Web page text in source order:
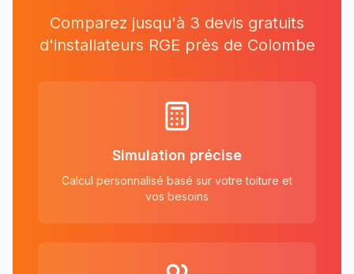
Comparez jusqu'à 3 devis gratuits
d'installateurs RGE près de Colombe
Simulation précise
Calcul personnalisé basé sur votre toiture et
vos besoins